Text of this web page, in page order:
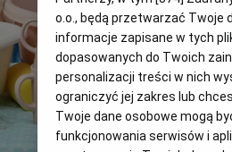
o.o., będą przetwarzać Twoje
informacje zapisane w tych
dopasowanych do Twoich
personalizacji treści w nich
ograniczyć jej zakres lub
Twoje dane osobowe mogą
funkcjonowania serwisów i